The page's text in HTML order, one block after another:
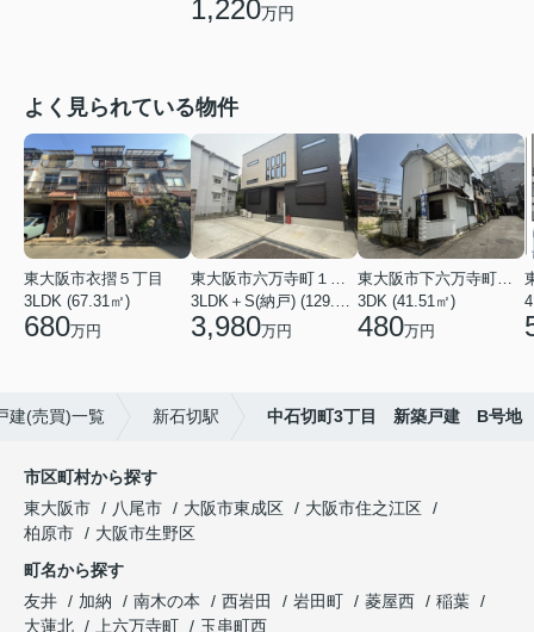
1,220万円
よく見られている物件
東大阪市衣摺５丁目
3LDK (67.31㎡)
680万円
東大阪市六万寺町１丁目
3LDK＋S(納戸) (129.17㎡)
3,980万円
東大阪市下六万寺町２丁目
3DK (41.51㎡)
480万円
建(売買)一覧 新石切駅 中石切町3丁目 新築戸建 B号地
市区町村から探す
東大阪市
八尾市 大阪市東成区
大阪市住之江区
柏原市
大阪市生野区
町名から探す
友井
加納 南木の本 西岩田 岩田町 菱屋西
稲葉
大蓮北
上六万寺町
玉串町西